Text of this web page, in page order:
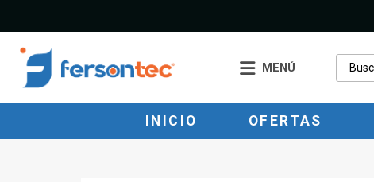
MENÚ
INICIO OFERTAS